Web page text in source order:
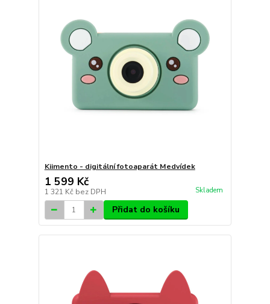
Kiimento - digitální fotoaparát Medvídek
1 599 Kč
1 321 Kč bez DPH Skladem
Přidat do košíku